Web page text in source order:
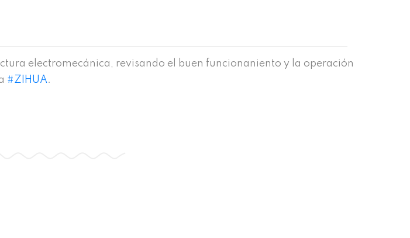
electromecánica, revisando el buen funcionaniento y la operación
#ZIHUA.